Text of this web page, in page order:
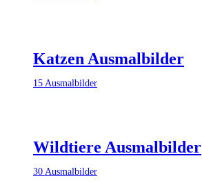
Katzen Ausmalbilder
15 Ausmalbilder
Wildtiere Ausmalbilder
30 Ausmalbilder